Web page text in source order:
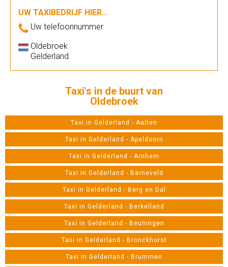
UW TAXIBEDRIJF HIER...
Uw telefoonnummer
Oldebroek
Gelderland
Taxi's in de buurt van
Oldebroek
Taxi in Gelderland - Aalten
Taxi in Gelderland - Apeldoorn
Taxi in Gelderland - Arnhem
Taxi in Gelderland - Barneveld
Taxi in Gelderland - Berg en Dal
Taxi in Gelderland - Berkelland
Taxi in Gelderland - Beuningen
Taxi in Gelderland - Bronckhorst
Taxi in Gelderland - Brummen